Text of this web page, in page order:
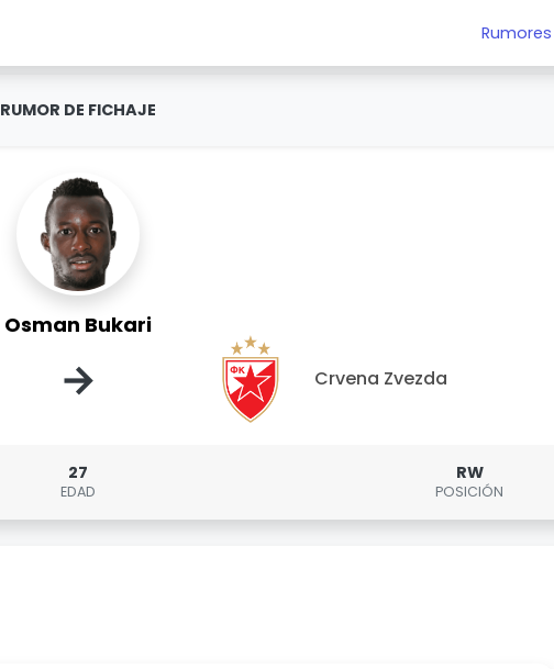
Rumores
RUMOR DE FICHAJE
Osman Bukari
→ Crvena Zvezda
27
EDAD
RW
POSICIÓN